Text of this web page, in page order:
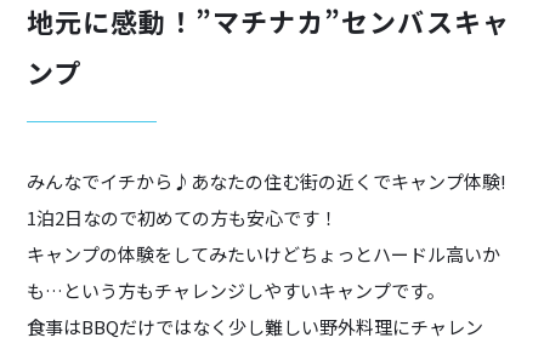
地元に感動！ ”マチナカ”センバスキャ
ンプ
みんなでイチから♪あなたの住む街の近くでキャンプ体験!
1泊2日なので初めての方も安心です！
キャンプの体験をしてみたいけどちょっとハードル高いか
も…という方もチャレンジしやすいキャンプです。
食事はBBQだけではなく少し難しい野外料理にチャレン